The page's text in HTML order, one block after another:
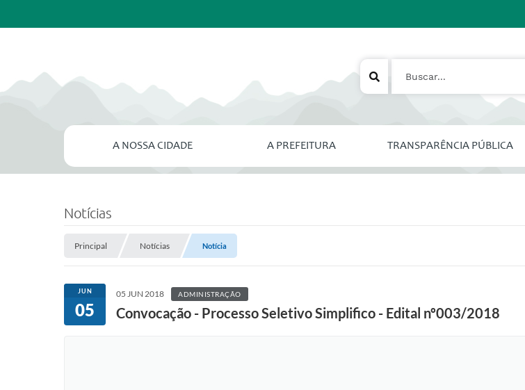
A NOSSA CIDADE A PREFEITURA TRANSPARÊNCIA PÚBLICA
Notícias
Principal Notícias Notícia
JUN
05
05 JUN 2018 ADMINISTRAÇÃO
Convocação - Processo Seletivo Simplifico - Edital nº003/2018